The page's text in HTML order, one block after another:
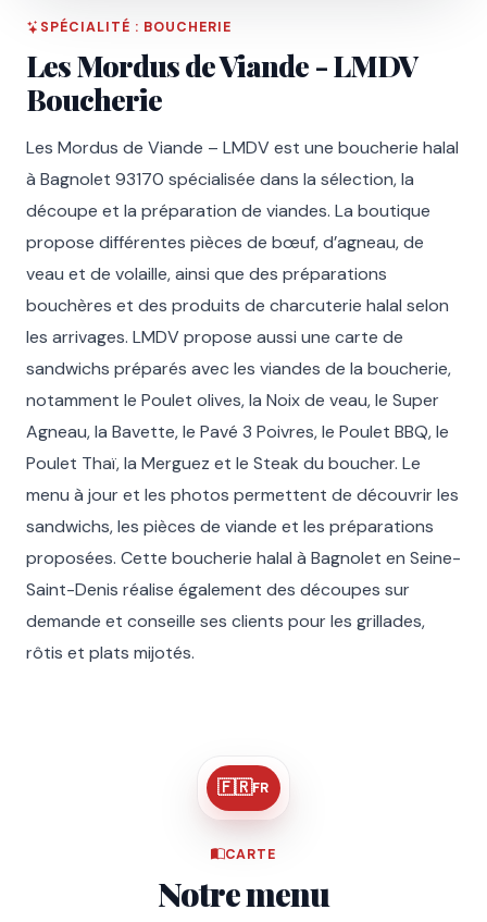
SPÉCIALITÉ : BOUCHERIE
Les Mordus de Viande - LMDV
Boucherie
Les Mordus de Viande – LMDV est une boucherie halal
à Bagnolet 93170 spécialisée dans la sélection, la
découpe et la préparation de viandes. La boutique
propose différentes pièces de bœuf, d’agneau, de
veau et de volaille, ainsi que des préparations
bouchères et des produits de charcuterie halal selon
les arrivages. LMDV propose aussi une carte de
sandwichs préparés avec les viandes de la boucherie,
notamment le Poulet olives, la Noix de veau, le Super
Agneau, la Bavette, le Pavé 3 Poivres, le Poulet BBQ, le
Poulet Thaï, la Merguez et le Steak du boucher. Le
menu à jour et les photos permettent de découvrir les
sandwichs, les pièces de viande et les préparations
proposées. Cette boucherie halal à Bagnolet en Seine-
Saint-Denis réalise également des découpes sur
demande et conseille ses clients pour les grillades,
rôtis et plats mijotés.
🇫🇷FR
CARTE
Notre menu